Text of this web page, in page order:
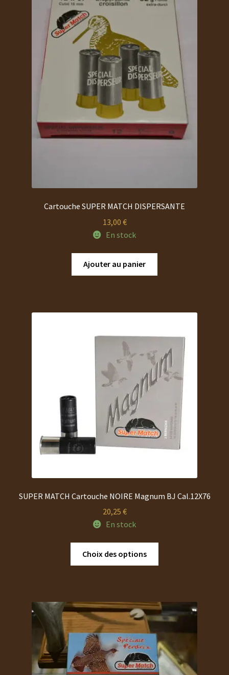
Cartouche SUPER MATCH DISPERSANTE
13,00 €
En stock
Ajouter au panier
SUPER MATCH Cartouche NOIRE Magnum BJ Cal.12X76
20,25 €
En stock
Choix des options
Les
options
être
choisies